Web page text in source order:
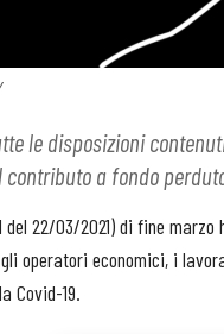
le disposizioni
a fondo
del 22/03/2021) di fine marzo
operatori economici, i
Covid-19.